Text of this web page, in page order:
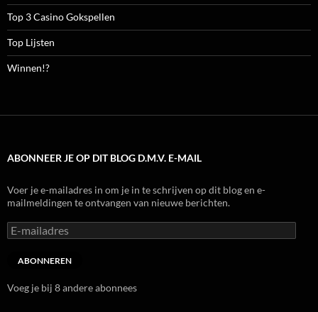
Top 3 Casino Gokspellen
Top Lijsten
Winnen!?
ABONNEER JE OP DIT BLOG D.M.V. E-MAIL
Voer je e-mailadres in om je in te schrijven op dit blog en e-
mailmeldingen te ontvangen van nieuwe berichten.
E-
mailadres
ABONNEREN
Voeg je bij 8 andere abonnees